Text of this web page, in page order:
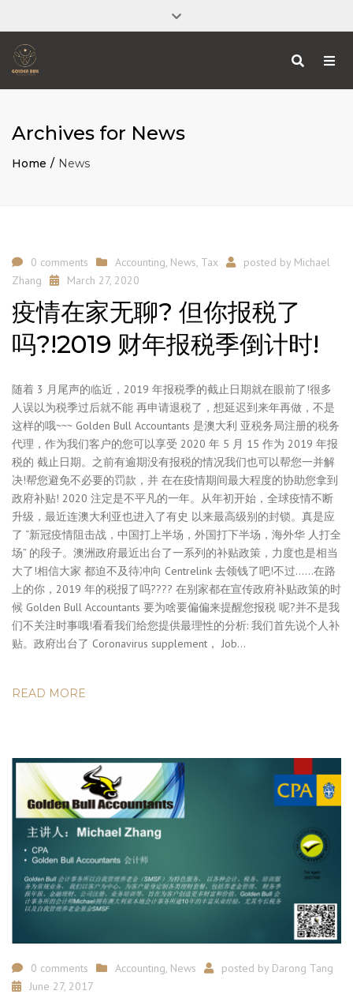
Address: 312 Morphett Street Adelaide 5000
Close
Search
Archives for News
Home News
0 comments Accounting News Tax posted by Michael
Zhang
March 27, 2020
疫情在家无聊? 但你报税了
吗?!2019 财年报税季倒计时!
随着 3 月尾声的临近，2019 年报税季的截止日期就在眼前了!很多
人误以为税季过后就不能 再申请退税了，想延迟到来年再做，不是
这样的哦~~~ Golden Bull Accountants 是澳大利 亚税务局注册的税务
代理，作为我们客户的您可以享受 2020 年 5 月 15 作为 2019 年报
税的 截止日期。之前有逾期没有报税的情况我们也可以帮您一并解
决!帮您避免不必要的罚款，并 在在疫情期间最大程度的协助您拿到
政府补贴! 2020 注定是不平凡的一年。从年初开始，全球疫情不断
升级，最近连澳大利亚也进入了有史 以来最高级别的封锁。真是应
了 “新冠疫情阻击战，中国打上半场，外国打下半场，海外华 人打全
场” 的段子。澳洲政府最近出台了一系列的补贴政策，力度也是相当
大了!相信大家 都迫不及待冲向 Centrelink 去领钱了吧!不过……在路
上的你，2019 年的税报了吗???? 在别家都在宣传政府补贴政策的时
候 Golden Bull Accountants 要为啥要偏偏来提醒您报税 呢?并不是我
们不关注时事哦!看看我们给您提供最理性的分析: 我们首先说个人补
贴。政府出台了 Coronavirus supplement， Job…
READ MORE
0 comments Accounting, News posted by Darong Tang
June 27, 2017